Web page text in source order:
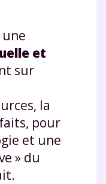
et
sur
la
pour
et une
» du